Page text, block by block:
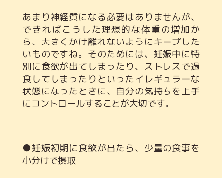
あまり神経質になる必要はありませんが、
できればこうした理想的な体重の増加か
ら、大きくかけ離れないようにキープした
いものですね。そのためには、妊娠中に特
別に食欲が出てしまったり、ストレスで過
食してしまったりといったイレギュラーな
状態になったときに、自分の気持ちを上手
にコントロールすることが大切です。
●妊娠初期に食欲が出たら、少量の食事を
小分けで摂取